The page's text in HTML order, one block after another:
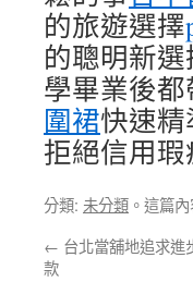
的旅遊選擇
的聰明新
學畢業後都
圍裙快速
拒絕信用
分類: 未分類 。這篇
← 台北當舖地追求進
款